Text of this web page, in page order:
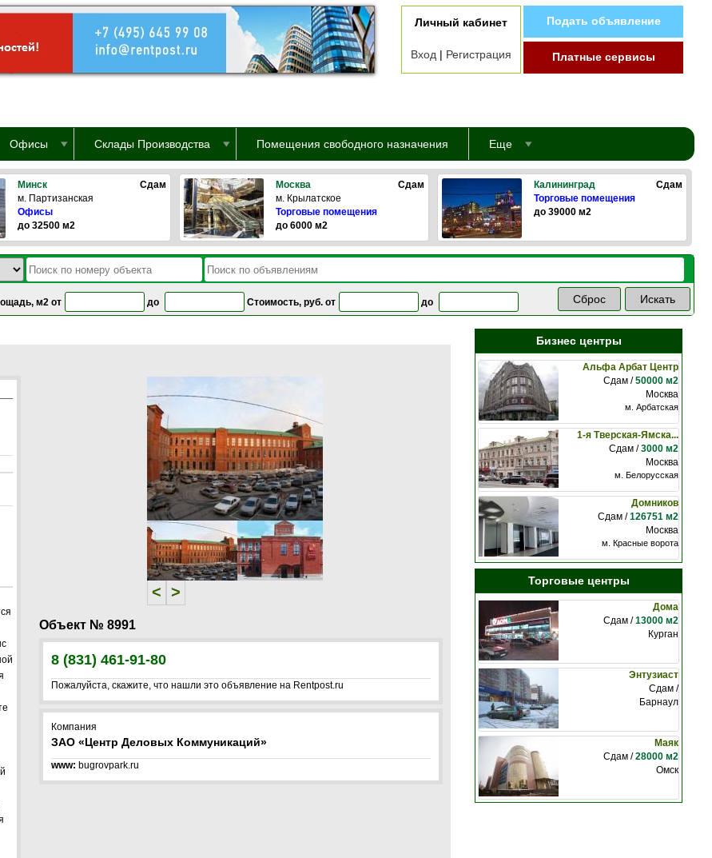
Личный кабинет
Вход | Регистрация
Подать объявление
Платные сервисы
Офисы Склады Производства Помещения свободного назначения Еще
Минск
Сдам
м. Партизанская
Офисы
до 32500 м2
Москва
Сдам
м. Крылатское
Торговые помещения
до 6000 м2
Калининград
Сдам
Торговые помещения
до 39000 м2
м2 от до Стоимость, руб. от до
< >
< >
Объект № 8991
8 (831) 461-91-80
Пожалуйста, скажите, что нашли это объявление на Rentpost.ru
Компания
ЗАО «Центр Деловых Коммуникаций»
www: bugrovpark.ru
Бизнес центры
Альфа Арбат Центр
Сдам /50000 м2
Москва
м. Арбатская
1-я Тверская-Ямска...
Сдам /3000 м2
Москва
м. Белорусская
Домников
Сдам /126751 м2
Москва
м. Красные ворота
Торговые центры
Дома
Сдам /13000 м2
Курган
Энтузиаст
Сдам /
Барнаул
Маяк
Сдам /28000 м2
Омск